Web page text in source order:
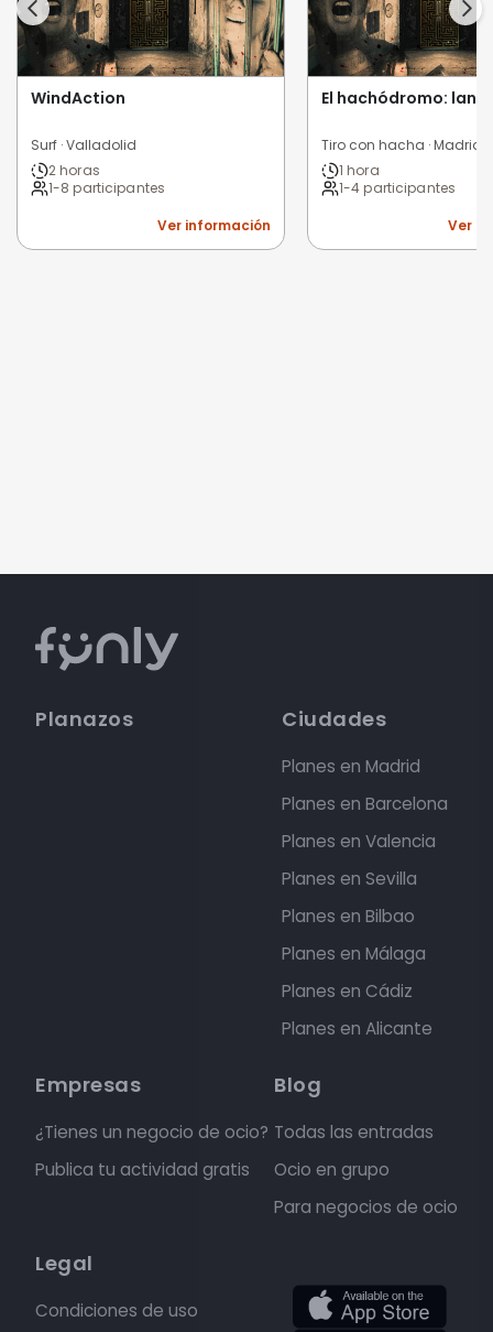
WindAction
Surf · Valladolid
2 horas
1-8 participantes
Ver información
El hachódromo:
Tiro con hacha · Madrid
1 hora
1-4 participantes
Ver
Planazos Ciudades
Planes en Madrid
Planes en Barcelona
Planes en Valencia
Planes en Sevilla
Planes en Bilbao
Planes en Málaga
Planes en Cádiz
Planes en Alicante
Empresas
¿Tienes un negocio de ocio?
Publica tu actividad gratis
Blog
Todas las entradas
Ocio en grupo
Para negocios de ocio
Legal
Condiciones de uso